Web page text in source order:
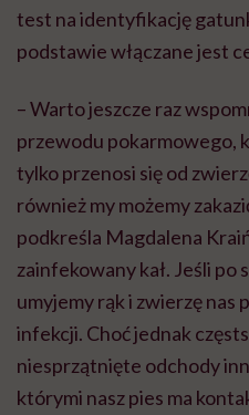
test na identyfikację
podstawie włączane jest
– Warto jeszcze raz
przewodu pokarmowego,
tylko przenosi się od
również my możemy
podkreśla Magdalena
zainfekowany kał. Jeśli
umyjemy rąk i zwierzę nas
infekcji. Choć jednak
niesprzątnięte odchody
którymi nasz pies ma